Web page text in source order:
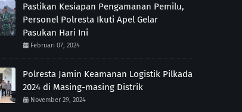
Pastikan Kesiapan Pengamanan Pemilu,
Personel Polresta Ikuti Apel Gelar
Pasukan Hari Ini
Februari 07, 2024
Polresta Jamin Keamanan Logistik Pilkada
2024 di Masing-masing Distrik
November 29, 2024